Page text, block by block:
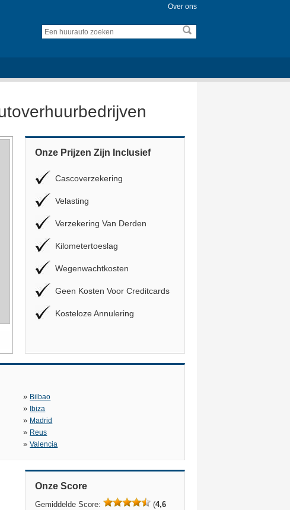
Over ons
Onze Prijzen Zijn Inclusief
Cascoverzekering
Velasting
Verzekering Van Derden
Kilometertoeslag
Wegenwachtkosten
Geen Kosten Voor Creditcards
Kosteloze Annulering
» Bilbao
» Ibiza
» Madrid
» Reus
»Valencia
Onze Score
Gemiddelde Score: (4,6